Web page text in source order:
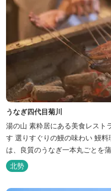
うなぎ四代目菊川
湯の山 素粋居にある美食レストラン 良い水と良い炭の力で
す 選りすぐりの鰻の味わい 鰻料理専門店「うなぎ 四代目菊川」
は、良質のうなぎ一本丸ごとを
ます。大きさも太さも極上の鰻
も身質がフワッとやわらかい、
毎日捌き、良質の炭で焼き立て
北勢